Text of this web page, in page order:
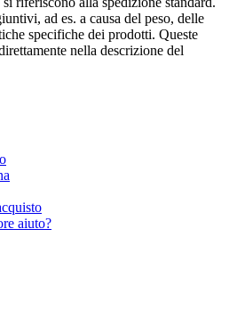
ad es. a causa del peso, delle
specifiche dei prodotti. Queste
nella descrizione del
aiuto?